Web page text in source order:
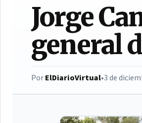
Jorge
general
PorElDiarioVirtual•3 de